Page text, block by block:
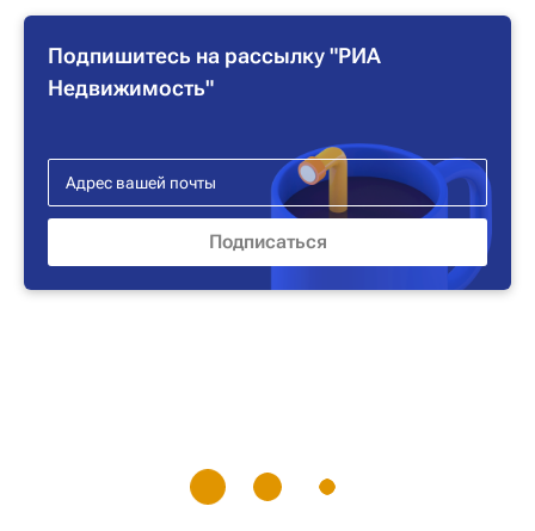
Подпишитесь на рассылку "РИА
Недвижимость"